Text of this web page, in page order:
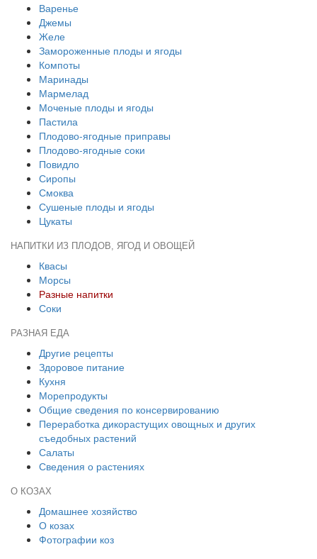
Варенье
Джемы
Желе
Замороженные плоды и ягоды
Компоты
Маринады
Мармелад
Моченые плоды и ягоды
Пастила
Плодово-ягодные приправы
Плодово-ягодные соки
Повидло
Сиропы
Смоква
Сушеные плоды и ягоды
Цукаты
НАПИТКИ ИЗ ПЛОДОВ, ЯГОД И ОВОЩЕЙ
Квасы
Морсы
Разные напитки
Соки
РАЗНАЯ ЕДА
Другие рецепты
Здоровое питание
Кухня
Морепродукты
Общие сведения по консервированию
Переработка дикорастущих овощных и других
съедобных растений
Салаты
Сведения о растениях
О КОЗАХ
Домашнее хозяйство
О козах
Фотографии коз